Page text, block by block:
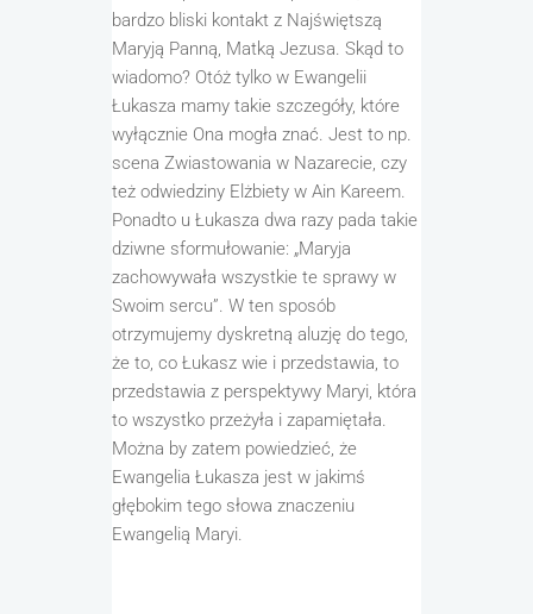
bardzo bliski kontakt z Najświętszą
Maryją Panną, Matką Jezusa. Skąd to
wiadomo? Otóż tylko w Ewangelii
Łukasza mamy takie szczegóły, które
wyłącznie Ona mogła znać. Jest to np.
scena Zwiastowania w Nazarecie, czy
też odwiedziny Elżbiety w Ain Kareem.
Ponadto u Łukasza dwa razy pada takie
dziwne sformułowanie: „Maryja
zachowywała wszystkie te sprawy w
Swoim sercu”. W ten sposób
otrzymujemy dyskretną aluzję do tego,
że to, co Łukasz wie i przedstawia, to
przedstawia z perspektywy Maryi, która
to wszystko przeżyła i zapamiętała.
Można by zatem powiedzieć, że
Ewangelia Łukasza jest w jakimś
głębokim tego słowa znaczeniu
Ewangelią Maryi.